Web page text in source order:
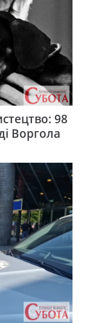
98
Воргола